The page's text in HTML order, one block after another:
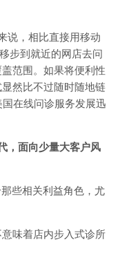
说，相比直接用移动
步到就近的网店去问
范围。如果将便利性
然比不过随时随地链
在线问诊服务发展迅
，面向少量大客户风
些相关利益角色，尤
味着店内步入式诊所